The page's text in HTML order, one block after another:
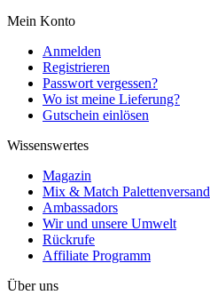
Mein Konto
Anmelden
Registrieren
Passwort vergessen?
Wo ist meine Lieferung?
Gutschein einlösen
Wissenswertes
Magazin
Mix & Match Palettenversand
Ambassadors
Wir und unsere Umwelt
Rückrufe
Affiliate Programm
Über uns